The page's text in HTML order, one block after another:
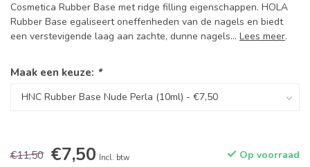
Cosmetica Rubber Base met ridge filling eigenschappen. HOLA
Rubber Base egaliseert oneffenheden van de nagels en biedt
een verstevigende laag aan zachte, dunne nagels... Lees meer.
Maak een keuze: *
€11,50 €7,50 Incl. btw Op voorraad